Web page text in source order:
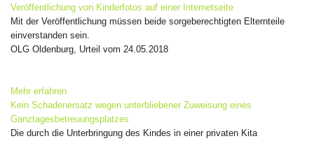
Veröffentlichung von Kinderfotos auf einer Internetseite
Mit der Veröffentlichung müssen beide sorgeberechtigten Elternteile
einverstanden sein.
OLG Oldenburg, Urteil vom 24.05.2018
Mehr erfahren
Kein Schadenersatz wegen unterbliebener Zuweisung eines
Ganztagesbetreuungsplatzes
Die durch die Unterbringung des Kindes in einer privaten Kita